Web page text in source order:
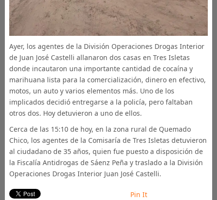
Ayer, los agentes de la División Operaciones Drogas Interior
de Juan José Castelli allanaron dos casas en Tres Isletas
donde incautaron una importante cantidad de cocaína y
marihuana lista para la comercialización, dinero en efectivo,
motos, un auto y varios elementos más. Uno de los
implicados decidió entregarse a la policía, pero faltaban
otros dos. Hoy detuvieron a uno de ellos.
Cerca de las 15:10 de hoy, en la zona rural de Quemado
Chico, los agentes de la Comisaría de Tres Isletas detuvieron
al ciudadano de 35 años, quien fue puesto a disposición de
la Fiscalía Antidrogas de Sáenz Peña y traslado a la División
Operaciones Drogas Interior Juan José Castelli.
Pin It